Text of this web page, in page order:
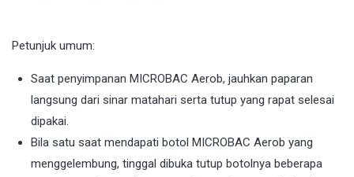
Petunjuk umum:
Saat penyimpanan MICROBAC Aerob, jauhkan paparan
langsung dari sinar matahari serta tutup yang rapat selesai
dipakai.
Bila satu saat mendapati botol MICROBAC Aerob yang
menggelembung, tinggal dibuka tutup botolnya beberapa